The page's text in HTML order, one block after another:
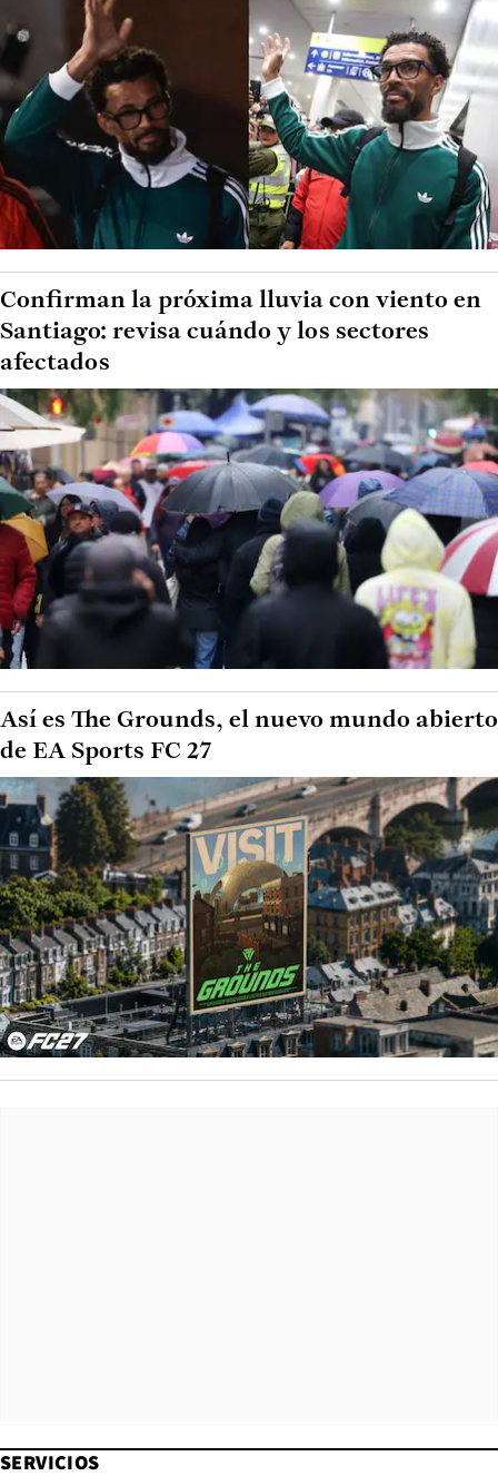
Confirman la próxima lluvia con viento en
Santiago: revisa cuándo y los sectores
afectados
Así es The Grounds, el nuevo mundo abierto
de EA Sports FC 27
SERVICIOS